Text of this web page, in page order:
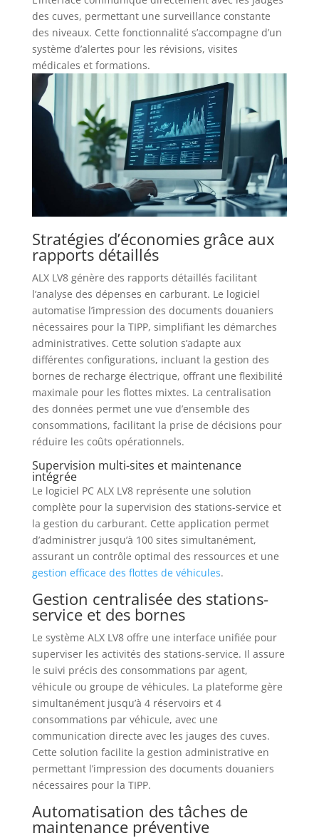
des cuves, permettant une surveillance constante
des niveaux. Cette fonctionnalité s’accompagne d’un
système d’alertes pour les révisions, visites
médicales et formations.
Stratégies d’économies grâce aux
rapports détaillés
ALX LV8 génère des rapports détaillés facilitant
l’analyse des dépenses en carburant. Le logiciel
automatise l’impression des documents douaniers
nécessaires pour la TIPP, simplifiant les démarches
administratives. Cette solution s’adapte aux
différentes configurations, incluant la gestion des
bornes de recharge électrique, offrant une flexibilité
maximale pour les flottes mixtes. La centralisation
des données permet une vue d’ensemble des
consommations, facilitant la prise de décisions pour
réduire les coûts opérationnels.
Supervision multi-sites et maintenance
intégrée
Le logiciel PC ALX LV8 représente une solution
complète pour la supervision des stations-service et
la gestion du carburant. Cette application permet
d’administrer jusqu’à 100 sites simultanément,
assurant un contrôle optimal des ressources et une
gestion efficace des flottes de véhicules.
Gestion centralisée des stations-
service et des bornes
Le système ALX LV8 offre une interface unifiée pour
superviser les activités des stations-service. Il assure
le suivi précis des consommations par agent,
véhicule ou groupe de véhicules. La plateforme gère
simultanément jusqu’à 4 réservoirs et 4
consommations par véhicule, avec une
communication directe avec les jauges des cuves.
Cette solution facilite la gestion administrative en
permettant l’impression des documents douaniers
nécessaires pour la TIPP.
Automatisation des tâches de
maintenance préventive